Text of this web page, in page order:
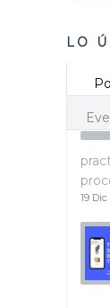
LO
19 Dic